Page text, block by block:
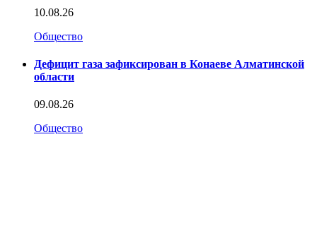
10.08.26
Общество
Дефицит газа зафиксирован в Конаеве Алматинской
области
09.08.26
Общество